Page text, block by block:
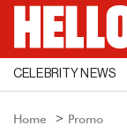
CELEBRITY NEWS
Home Promo